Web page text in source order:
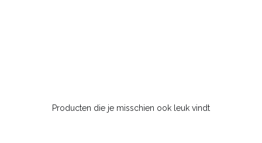
Producten die je misschien ook leuk vindt